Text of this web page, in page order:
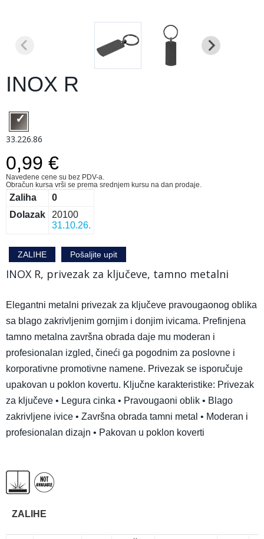
INOX R
33.226.86
0,99 €
Navedene cene su bez PDV-a.
Obračun kursa vrši se prema srednjem kursu na dan prodaje.
Zaliha
0
Dolazak
20100
31.10.26.
ZALIHE Pošaljite upit
INOX R, privezak za ključeve, tamno metalni
Elegantni metalni privezak za ključeve pravougaonog oblika
sa blago zakrivljenim gornjim i donjim ivicama. Prefinjena
tamno metalna završna obrada daje mu moderan i
profesionalan izgled, čineći ga pogodnim za poslovne i
korporativne promotivne namene. Privezak se isporučuje
upakovan u poklon kovertu. Ključne karakteristike: Privezak
za ključeve • Legura cinka • Pravougaoni oblik • Blago
zakrivljene ivice • Završna obrada tamni metal • Moderan i
profesionalan dizajn • Pakovan u poklon koverti
ZALIHE